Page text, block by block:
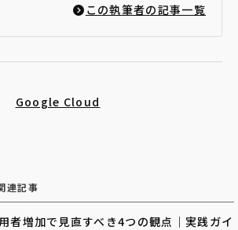
この執筆者の記事一覧
Google Cloud
連記事
者増加で見直すべき4つの観点｜実践ガイ